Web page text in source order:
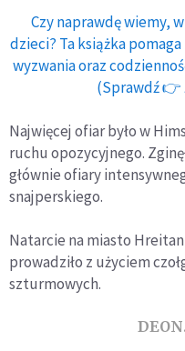
Czy naprawdę wiemy,
dzieci? Ta książka
wyzwania oraz
(Sprawdź 👉
Najwięcej ofiar było w
ruchu opozycyjnego.
głównie ofiary
snajperskiego.
Natarcie na miasto
prowadziło z użyciem
szturmowych.